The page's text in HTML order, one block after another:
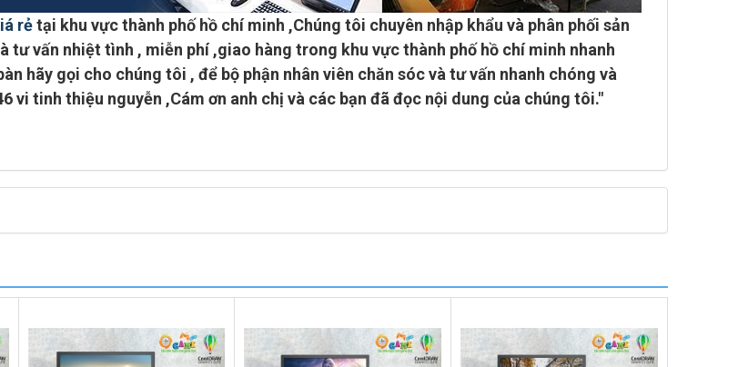
rẻtại khu vựcthành phố hồ chí minh ,Chúng tôi chuyên nhập khẩu và phân phối sản
tư vấn nhiệt tình , miễn phí ,giao hàng trong khu vực thành phố hồ chí minh nhanh
hãy gọi cho chúng tôi , để bộ phận nhân viên chăn sóc và tư vấn nhanh chóng và
vi tinh thiệu nguyễn ,Cám ơn anh chị và các bạn đã đọc nội dung của chúng tôi."